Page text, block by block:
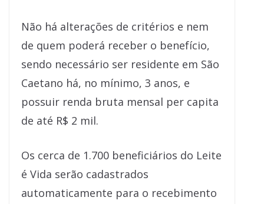
Não há alterações de critérios e nem
de quem poderá receber o benefício,
sendo necessário ser residente em São
Caetano há, no mínimo, 3 anos, e
possuir renda bruta mensal per capita
de até R$ 2 mil.
Os cerca de 1.700 beneficiários do Leite
é Vida serão cadastrados
automaticamente para o recebimento